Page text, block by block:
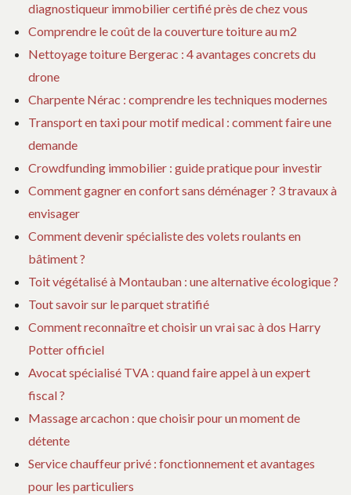
diagnostiqueur immobilier certifié près de chez vous
Comprendre le coût de la couverture toiture au m2
Nettoyage toiture Bergerac : 4 avantages concrets du
drone
Charpente Nérac : comprendre les techniques modernes
Transport en taxi pour motif medical : comment faire une
demande
Crowdfunding immobilier : guide pratique pour investir
Comment gagner en confort sans déménager ? 3 travaux à
envisager
Comment devenir spécialiste des volets roulants en
bâtiment ?
Toit végétalisé à Montauban : une alternative écologique ?
Tout savoir sur le parquet stratifié
Comment reconnaître et choisir un vrai sac à dos Harry
Potter officiel
Avocat spécialisé TVA : quand faire appel à un expert
fiscal ?
Massage arcachon : que choisir pour un moment de
détente
Service chauffeur privé : fonctionnement et avantages
pour les particuliers